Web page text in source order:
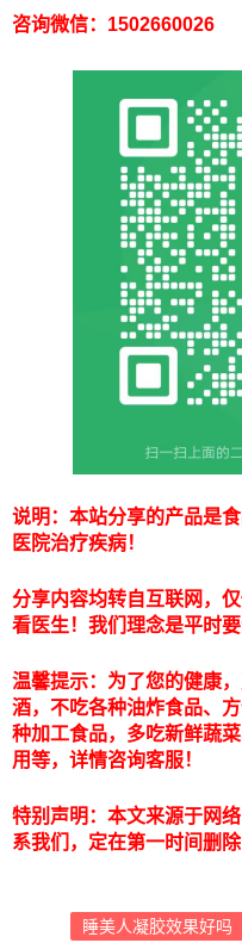
咨询微信：1502660026
说明：本站分享的产品是
医院治疗疾病！
分享内容均转自互联网，
看医生！我们理念是平时要
温馨提示：为了您的健康
酒，不吃各种油炸食品、
种加工食品，多吃新鲜蔬
用等，详情咨询客服！
特别声明：本文来源于网
系我们，定在第一时间删除
睡美人凝胶效果好吗